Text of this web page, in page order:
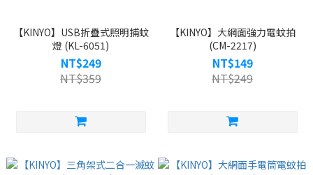
【KINYO】USB折疊式照明捕蚊
燈 (KL-6051)
NT$249
NT$359
【KINYO】大網面強力電蚊拍
(CM-2217)
NT$149
NT$249